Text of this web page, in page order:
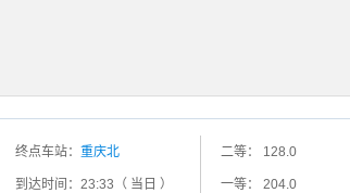
终点车站： 重庆北
到达时间： 23:33（ 当日 ）
二等： 128.0
一等： 204.0